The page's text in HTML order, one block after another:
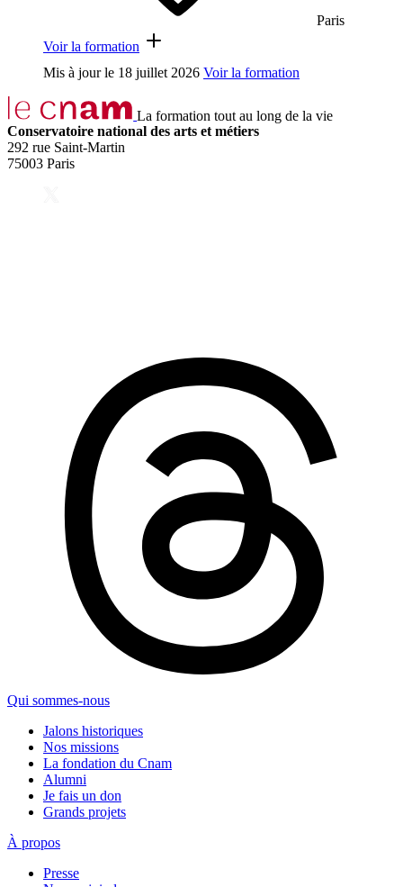
Paris
Voir la formation
Mis à jour le 18 juillet 2026 Voir la formation
La formation tout au long de la vie
Conservatoire national des arts et métiers
292 rue Saint-Martin
75003 Paris
Qui sommes-nous
Jalons historiques
Nos missions
La fondation du Cnam
Alumni
Je fais un don
Grands projets
À propos
Presse